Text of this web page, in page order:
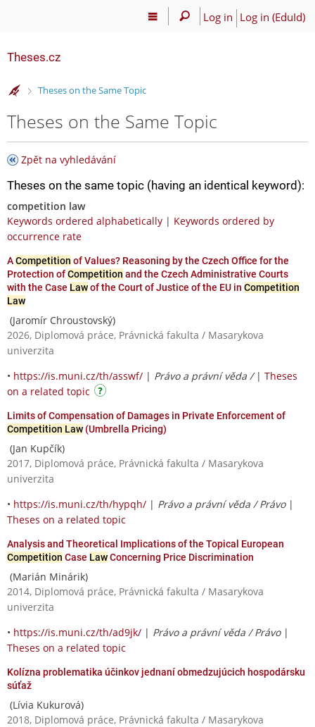
Log in Log in (EduId)
Theses.cz
>
Theses on the Same Topic
Theses on the Same Topic
Zpět na vyhledávání
Theses on the same topic (having an identical keyword):
competition law
Keywords ordered alphabetically | Keywords ordered by
occurrence rate
ACompetition of Values? Reasoning by the Czech Office for the
Protection ofCompetition and the Czech Administrative Courts
with the Case Lawof the Court of Justice of the EU in Competition
Law
(Jaromír Chroustovský)
2026, Diplomová práce, Právnická fakulta / Masarykova
univerzita
• https://is.muni.cz/th/asswf/ | Právo a právní věda / | Theses
on a related topic
Limits of Compensation of Damages in Private Enforcement of
Competition Law (Umbrella Pricing)
(Jan Kupčík)
2017, Diplomová práce, Právnická fakulta / Masarykova
univerzita
• https://is.muni.cz/th/hypqh/ | Právo a právní věda / Právo|
Theses on a related topic
Analysis and Theoretical Implications of the Topical European
Competition Case LawConcerning Price Discrimination
(Marián Minárik)
2014, Diplomová práce, Právnická fakulta / Masarykova
univerzita
• https://is.muni.cz/th/ad9jk/ | Právo a právní věda / Právo|
Theses on a related topic
Kolízna problematika účinkov jednaní obmedzujúcich hospodársku
súťaž
(Lívia Kukurová)
2018, Diplomová práce, Právnická fakulta / Masarykova